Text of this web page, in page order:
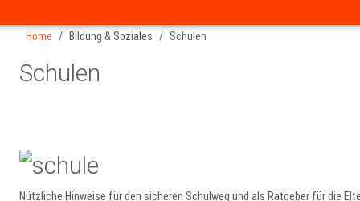
Home Bildung & Soziales Schulen
Schulen
Nützliche Hinweise für den sicheren Schulweg und als Ratgeber für die